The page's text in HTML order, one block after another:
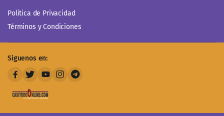
Politica de Privacidad
Términos y Condiciones
Siguenos en: